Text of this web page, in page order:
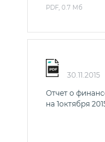
PDF, 0.7 Мб
30.11.2015
Отчет о
на 1октября